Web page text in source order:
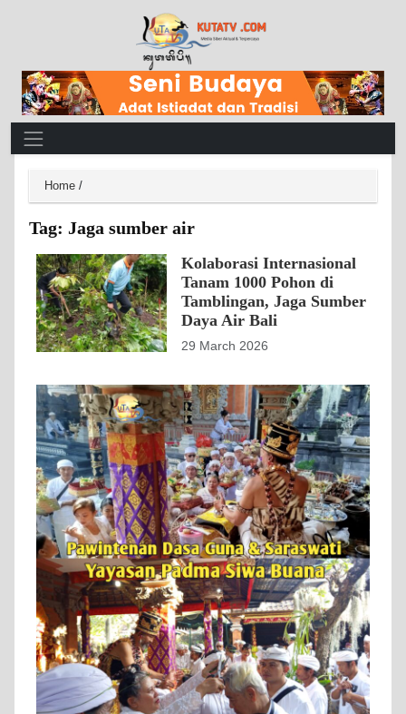
Main Navigation
Home /
Tag: Jaga sumber air
Kolaborasi Internasional
Tanam 1000 Pohon di
Tamblingan, Jaga Sumber
Daya Air Bali
29 March 2026